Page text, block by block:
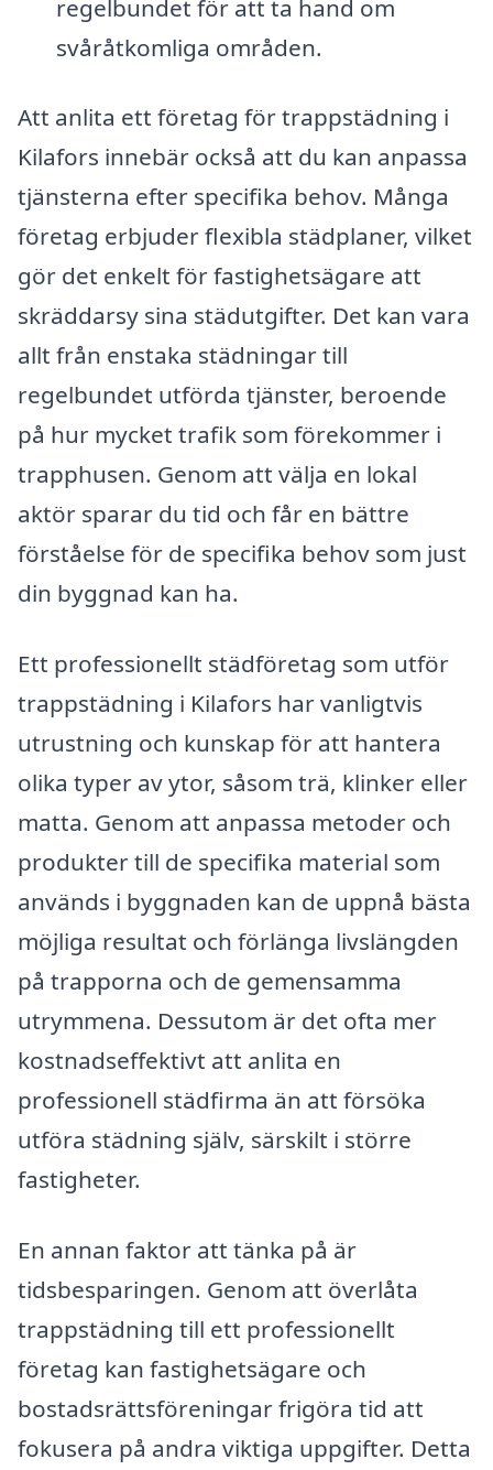
regelbundet för att ta hand om
svåråtkomliga områden.
Att anlita ett företag för trappstädning i
Kilafors innebär också att du kan anpassa
tjänsterna efter specifika behov. Många
företag erbjuder flexibla städplaner, vilket
gör det enkelt för fastighetsägare att
skräddarsy sina städutgifter. Det kan vara
allt från enstaka städningar till
regelbundet utförda tjänster, beroende
på hur mycket trafik som förekommer i
trapphusen. Genom att välja en lokal
aktör sparar du tid och får en bättre
förståelse för de specifika behov som just
din byggnad kan ha.
Ett professionellt städföretag som utför
trappstädning i Kilafors har vanligtvis
utrustning och kunskap för att hantera
olika typer av ytor, såsom trä, klinker eller
matta. Genom att anpassa metoder och
produkter till de specifika material som
används i byggnaden kan de uppnå bästa
möjliga resultat och förlänga livslängden
på trapporna och de gemensamma
utrymmena. Dessutom är det ofta mer
kostnadseffektivt att anlita en
professionell städfirma än att försöka
utföra städning själv, särskilt i större
fastigheter.
En annan faktor att tänka på är
tidsbesparingen. Genom att överlåta
trappstädning till ett professionellt
företag kan fastighetsägare och
bostadsrättsföreningar frigöra tid att
fokusera på andra viktiga uppgifter. Detta